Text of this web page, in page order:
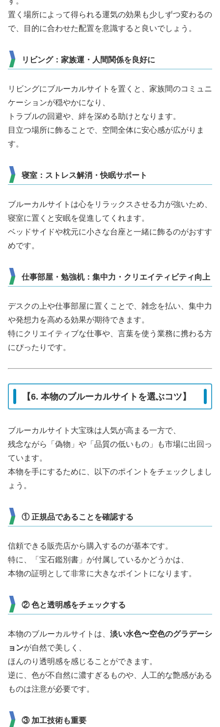
置く場所によって得られる運気の効果も少しずつ変わるの
で、目的に合わせた配置を意識すると良いでしょう。
リビング：家族運・人間関係を良好に
リビングにブルーカルサイトを置くと、家族間のコミュニ
ケーションが穏やかになり、
トラブルの回避や、絆を深める助けとなります。
目立つ場所に飾ることで、空間全体に安心感が広がりま
す。
寝室：ストレス解消・快眠サポート
ブルーカルサイトは心をリラックスさせる力が強いため、
寝室に置くと安眠を促進してくれます。
ベッドサイドや枕元に小さな台座と一緒に飾るのがおすす
めです。
仕事部屋・勉強机：集中力・クリエイティビティ向上
デスクの上や仕事部屋に置くことで、雑念を払い、集中力
や発想力を高める効果が期待できます。
特にクリエイティブな仕事や、言葉を使う業務に携わる方
にぴったりです。
【6. 本物のブルーカルサイトを選ぶコツ】
ブルーカルサイト大宝珠は人気が高まる一方で、
残念ながら「偽物」や「品質の低いもの」も市場に出回っ
ています。
本物を手にするために、以下のポイントをチェックしまし
ょう。
① 正規品であることを確認する
信頼できる販売店から購入するのが基本です。
特に、「宝石鑑別書」が付属しているかどうかは、
本物の証明として非常に大きなポイントになります。
② 色と透明感をチェックする
本物のブルーカルサイトは、 淡い水色〜空色のグラデーシ
ョンが自然で美しく、
ほんのり透明感を感じることができます。
逆に、色が不自然に濃すぎるものや、人工的な艶感がある
ものは注意が必要です。
③ 加工技術も重要